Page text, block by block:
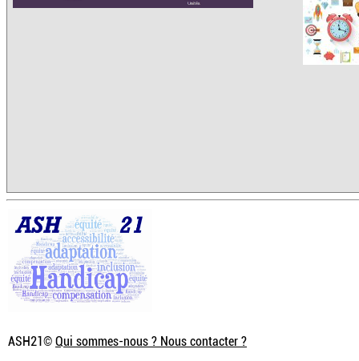
ASH21©Qui sommes-nous ? Nous contacter ?